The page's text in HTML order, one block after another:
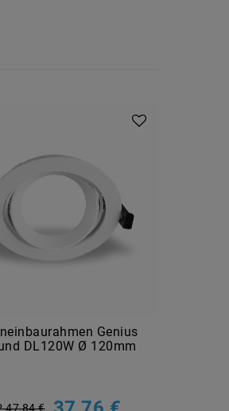
Genius
DL120W Ø 120mm
47,84 €